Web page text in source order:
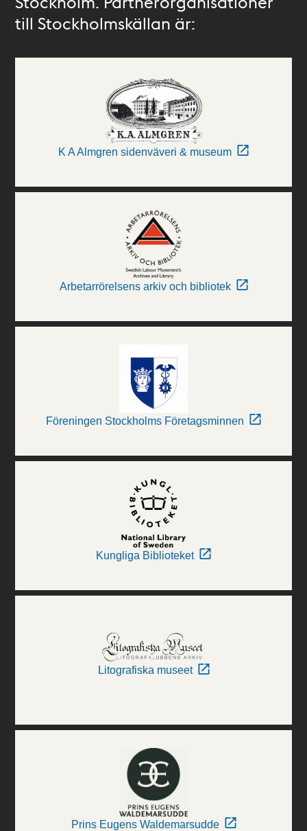
till Stockholmskällan är:
K A Almgren sidenväveri & museum
Arbetarrörelsens arkiv och bibliotek
Föreningen Stockholms Företagsminnen
Kungliga Biblioteket
Litografiska museet
Prins Eugens Waldemarsudde